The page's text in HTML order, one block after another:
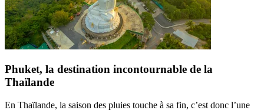
Phuket, la destination incontournable de la
Thaïlande
En Thaïlande, la saison des pluies touche à sa fin, c’est donc l’une